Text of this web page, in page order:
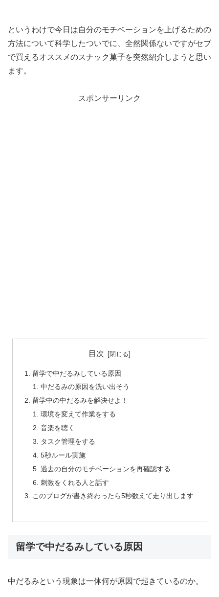
というわけで今日は自分のモチベーションを上げるための
方法について科学したついでに、全然関係ないですがセブ
で買えるオススメのスナック菓子を突然紹介しようと思い
ます。
スポンサーリンク
目次
留学で中だるみしている原因
中だるみの原因を洗い出そう
留学中の中だるみを解決せよ！
環境を変えて作業をする
音楽を聴く
タスク管理をする
5秒ルール実施
過去の自分のモチベーションを再確認する
刺激をくれる人と話す
このブログが書き終わったら5秒数えて走り出します
留学で中だるみしている原因
中だるみという現象は一体何が原因で起きているのか。